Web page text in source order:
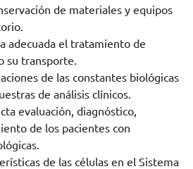
de materiales y equipos
adecuada el tratamiento de
su transporte.
de las constantes biológicas
de análisis clínicos.
evaluación, diagnóstico,
de los pacientes con
de las células en el Sistema